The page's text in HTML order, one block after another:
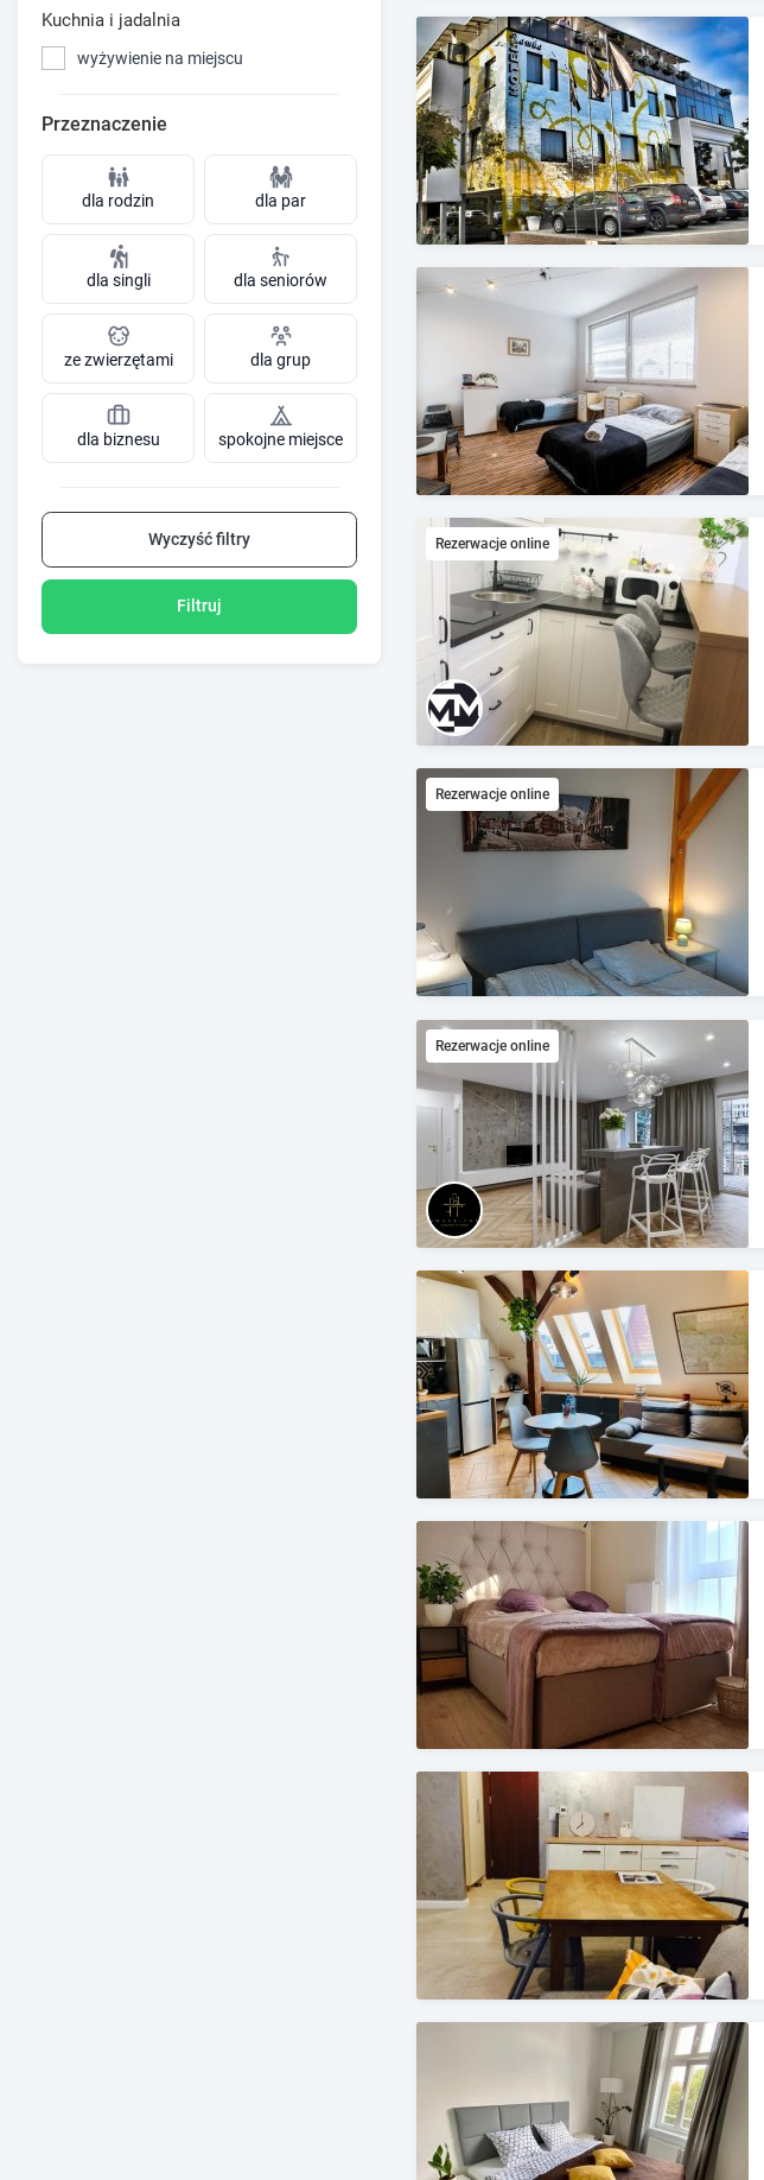
a
r
k
k
e
y
t
o
g
e
t
h
e
y
b
a
d
s
h
o
r
u
t
o
r
a
g
i
.
Kuchnia i jadalnia
wyżywienie na miejscu
Przeznaczenie
dla rodzin dla par
dla singli dla seniorów
ze zwierzętami dla grup
dla biznesu spokojne miejsce
Wyczyść filtry
Filtruj
Rezerwacje online
Rezerwacje online
Rezerwacje online